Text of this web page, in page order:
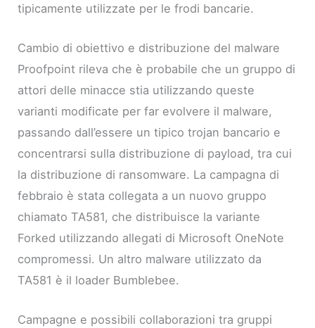
tipicamente utilizzate per le frodi bancarie.
Cambio di obiettivo e distribuzione del malware
Proofpoint rileva che è probabile che un gruppo di
attori delle minacce stia utilizzando queste
varianti modificate per far evolvere il malware,
passando dall’essere un tipico trojan bancario e
concentrarsi sulla distribuzione di payload, tra cui
la distribuzione di ransomware. La campagna di
febbraio è stata collegata a un nuovo gruppo
chiamato TA581, che distribuisce la variante
Forked utilizzando allegati di Microsoft OneNote
compromessi. Un altro malware utilizzato da
TA581 è il loader Bumblebee.
Campagne e possibili collaborazioni tra gruppi